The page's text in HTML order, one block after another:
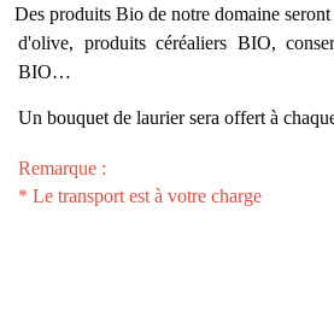
produits Bio de notre domaine seront
d'olive, produits céréaliers BIO,
BIO…
Un bouquet de laurier sera offert à
Remarque :
* Le transport est à votre charge